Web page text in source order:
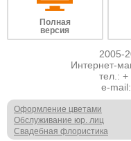
Полная
версия
2005-
Интернет-
тел.: +
e-mail:
Оформление цветами
Обслуживание юр. лиц
Свадебная флористика